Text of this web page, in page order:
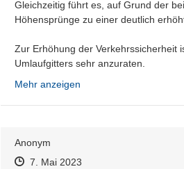
Gleichzeitig führt es, auf Grund der
Höhensprünge zu einer deutlich
Zur Erhöhung der Verkehrssicherheit
Umlaufgitters sehr anzuraten.
Mehr anzeigen
Anonym
Zeitpunkt des Erstellens
Zeitpunkt des Erstellens
7. Mai 2023Zur Äußerung